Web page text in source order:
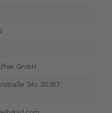
GmbH
34c 20357